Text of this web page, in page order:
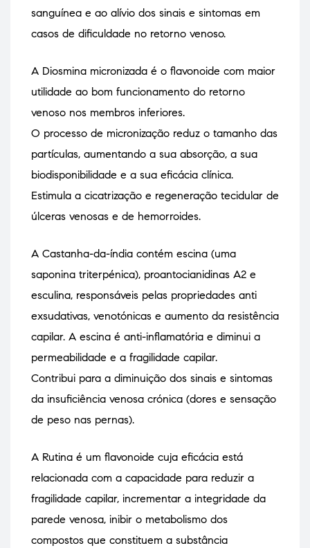
sanguínea e ao alívio dos sinais e sintomas em
casos de dificuldade no retorno venoso.
A Diosmina micronizada é o flavonoide com maior
utilidade ao bom funcionamento do retorno
venoso nos membros inferiores.
O processo de micronização reduz o tamanho das
partículas, aumentando a sua absorção, a sua
biodisponibilidade e a sua eficácia clínica.
Estimula a cicatrização e regeneração tecidular de
úlceras venosas e de hemorroides.
A Castanha-da-índia contém escina (uma
saponina triterpénica), proantocianidinas A2 e
esculina, responsáveis pelas propriedades anti
exsudativas, venotónicas e aumento da resistência
capilar. A escina é anti-inflamatória e diminui a
permeabilidade e a fragilidade capilar.
Contribui para a diminuição dos sinais e sintomas
da insuficiência venosa crónica (dores e sensação
de peso nas pernas).
A Rutina é um flavonoide cuja eficácia está
relacionada com a capacidade para reduzir a
fragilidade capilar, incrementar a integridade da
parede venosa, inibir o metabolismo dos
compostos que constituem a substância